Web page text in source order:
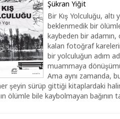
Şükran Yiğit
Bir Kış Yolculuğu, altı
beklenmedik bir ölümle
kaybeden bir adamın,
kalan fotoğraf
bir yolculuğun adım
muammaya
Ama aynı zamanda,
şeyin sürüp gittiği kitaplardaki
ölümle bile kaybolmayan bağının